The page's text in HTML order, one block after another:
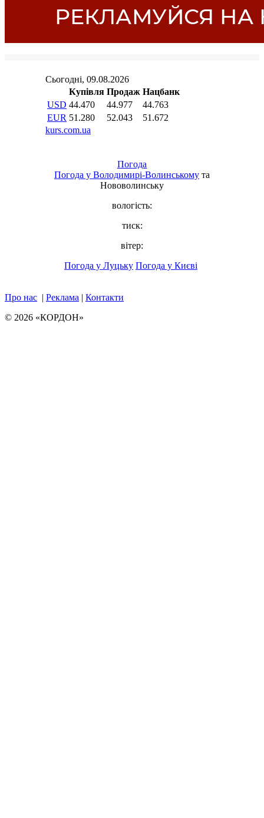
Погода
Погода у Володимирі-Волинському та
Нововолинську
вологість:
тиск:
вітер:
Погода у Луцьку Погода у Києві
Про нас | Реклама | Контакти
© 2026 «КОРДОН»